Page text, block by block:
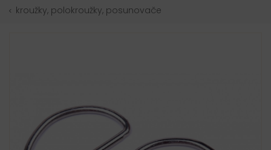
kroužky, polokroužky, posunovače